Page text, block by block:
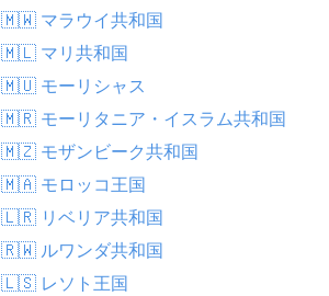
32.0°
↑
32.0°
↑
🇲🇼 マラウイ共和国
🇲🇱 マリ共和国
🇲🇺 モーリシャス
🇲🇷 モーリタニア・イスラム共和国
🇲🇿 モザンビーク共和国
🇲🇦 モロッコ王国
🇱🇷 リベリア共和国
🇷🇼 ルワンダ共和国
🇱🇸 レソト王国